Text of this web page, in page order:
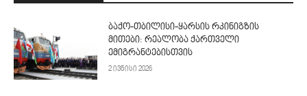
ბაქო-თბილისი-ყარსის რკინიგზის
მითები: რეალობა ქართველი
ემიგრანტებისთვის
2 ივნისი 2026